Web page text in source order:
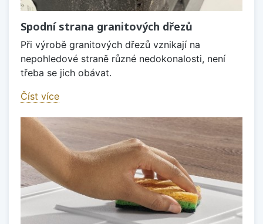
Spodní strana granitových dřezů
Při výrobě granitových dřezů vznikají na
nepohledové straně různé nedokonalosti, není
třeba se jich obávat.
Číst více